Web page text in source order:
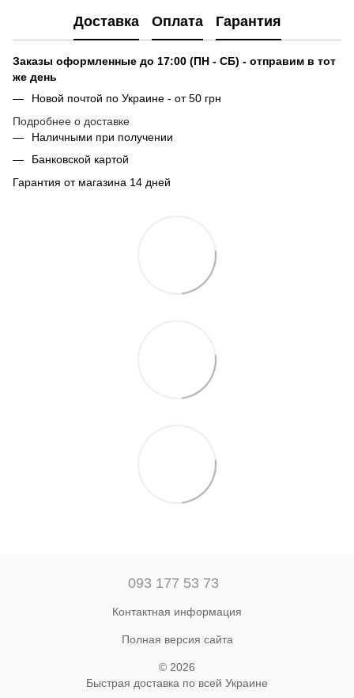
Доставка Оплата Гарантия
Заказы оформленные до 17:00 (ПН - СБ) - отправим в тот
же день
Новой почтой по Украине - от 50 грн
Подробнее о доставке
Наличными при получении
Банковской картой
Гарантия от магазина 14 дней
093 177 53 73
Контактная информация
Полная версия сайта
© 2026
Быстрая доставка по всей Украине